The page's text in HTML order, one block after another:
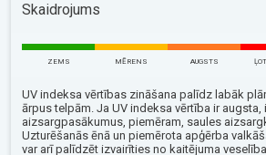
Skaidrojums
ZEMS MĒRENS AUGSTS
UV indeksa vērtības zināšana palīdz labāk
ārpus telpām. Ja UV indeksa vērtība ir
aizsargpasākumus, piemēram, saules
Uzturēšanās ēnā un piemērota apģērba
var arī palīdzēt izvairīties no kaitējuma